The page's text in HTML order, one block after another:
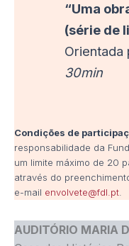
“Uma
(série de
Orientada
30min
Condições de
responsabilidade da
um limite máximo de 20
através do
e-mail envolvete@fdl.pt.
AUDITÓRIO MARIA